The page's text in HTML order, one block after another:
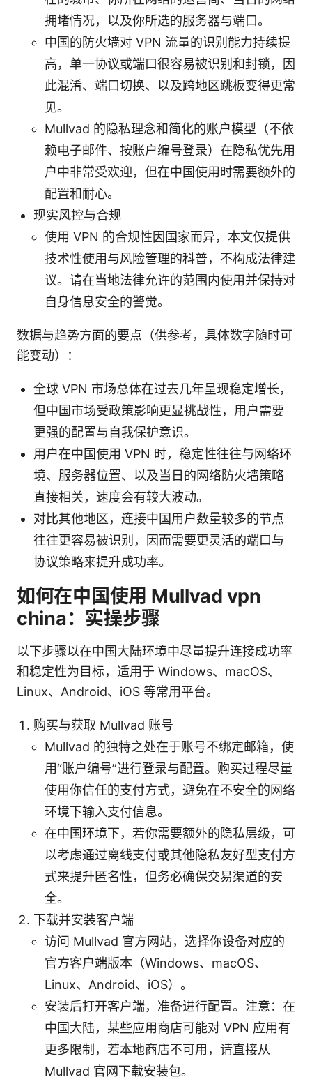
拥堵情况，以及你所选的服务器与端口。
中国的防火墙对 VPN 流量的识别能力持续提
高，单一协议或端口很容易被识别和封锁，因
此混淆、端口切换、以及跨地区跳板变得更常
见。
Mullvad 的隐私理念和简化的账户模型（不依
赖电子邮件、按账户编号登录）在隐私优先用
户中非常受欢迎，但在中国使用时需要额外的
配置和耐心。
现实风控与合规
使用 VPN 的合规性因国家而异，本文仅提供
技术性使用与风险管理的科普，不构成法律建
议。请在当地法律允许的范围内使用并保持对
自身信息安全的警觉。
数据与趋势方面的要点（供参考，具体数字随时可
能变动）：
全球 VPN 市场总体在过去几年呈现稳定增长，
但中国市场受政策影响更显挑战性，用户需要
更强的配置与自我保护意识。
用户在中国使用 VPN 时，稳定性往往与网络环
境、服务器位置、以及当日的网络防火墙策略
直接相关，速度会有较大波动。
对比其他地区，连接中国用户数量较多的节点
往往更容易被识别，因而需要更灵活的端口与
协议策略来提升成功率。
如何在中国使用 Mullvad vpn
china：实操步骤
以下步骤以在中国大陆环境中尽量提升连接成功率
和稳定性为目标，适用于 Windows、macOS、
Linux、Android、iOS 等常用平台。
购买与获取 Mullvad 账号
Mullvad 的独特之处在于账号不绑定邮箱，使
用“账户编号”进行登录与配置。购买过程尽量
使用你信任的支付方式，避免在不安全的网络
环境下输入支付信息。
在中国环境下，若你需要额外的隐私层级，可
以考虑通过离线支付或其他隐私友好型支付方
式来提升匿名性，但务必确保交易渠道的安
全。
下载并安装客户端
访问 Mullvad 官方网站，选择你设备对应的
官方客户端版本（Windows、macOS、
Linux、Android、iOS）。
安装后打开客户端，准备进行配置。注意：在
中国大陆，某些应用商店可能对 VPN 应用有
更多限制，若本地商店不可用，请直接从
Mullvad 官网下载安装包。